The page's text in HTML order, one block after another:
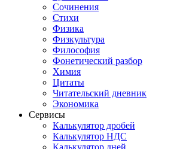
Сочинения
Стихи
Физика
Физкультура
Философия
Фонетический разбор
Химия
Цитаты
Читательский дневник
Экономика
Сервисы
Калькулятор дробей
Калькулятор НДС
Калькулятор дней